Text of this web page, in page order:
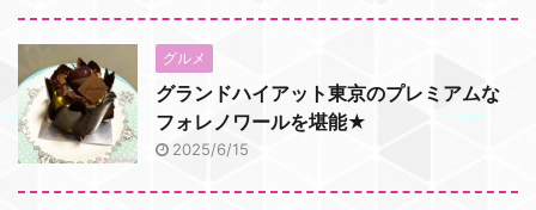
グルメ
グランドハイアット東京のプレミアムな
フォレノワールを堪能★
2025/6/15